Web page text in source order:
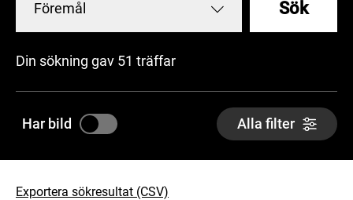
Föremål Sök
Din sökning gav 51 träffar
Har bild Alla filter
Exportera sökresultat (CSV)